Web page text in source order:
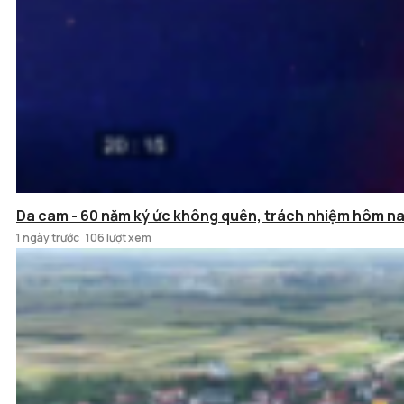
Da cam - 60 năm ký ức không quên, trách nhiệm hôm
1 ngày trước 106 lượt xem